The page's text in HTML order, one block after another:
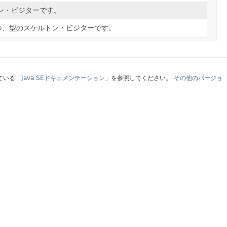
ビジターです。
型のスケルトン・ビジターです。
いる 「Java SEドキュメンテーション」 を参照してください。 その他のバージョ